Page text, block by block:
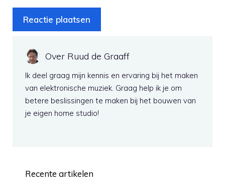
Over Ruud de Graaff
Ik deel graag mijn kennis en ervaring bij het maken
van elektronische muziek. Graag help ik je om
betere beslissingen te maken bij het bouwen van
je eigen home studio!
Recente artikelen